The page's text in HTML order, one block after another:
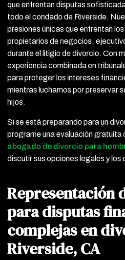
que enfrentan disputas
todo el condado de Riverside.
presiones únicas que enfrentan
propietarios de negocios,
durante el litigio de divorcio. Con
experiencia combinada en
para proteger los intereses
mientras luchamos por preservar
hijos.
Si se está preparando para un
programe una evaluación gratuita
abogado de divorcio para
discutir sus opciones legales y los
Representación
para disputas
complejas en
Riverside, CA